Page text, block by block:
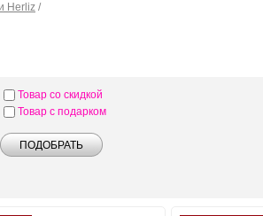
Herliz /
Товар со скидкой
Товар с подарком